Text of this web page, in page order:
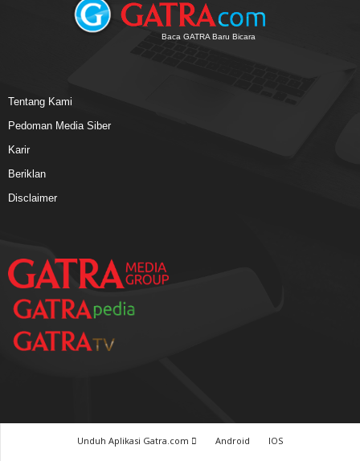
Baca GATRA Baru Bicara
Tentang Kami
Pedoman Media Siber
Karir
Beriklan
Disclaimer
Unduh Aplikasi Gatra.com Android
IOS